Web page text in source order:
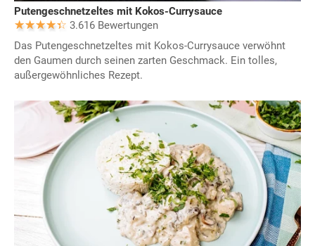
Putengeschnetzeltes mit Kokos-Currysauce
3.616 Bewertungen
Das Putengeschnetzeltes mit Kokos-Currysauce verwöhnt
den Gaumen durch seinen zarten Geschmack. Ein tolles,
außergewöhnliches Rezept.